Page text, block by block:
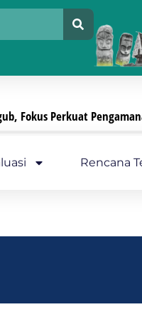
Perkuat Pengamanan
Rencana